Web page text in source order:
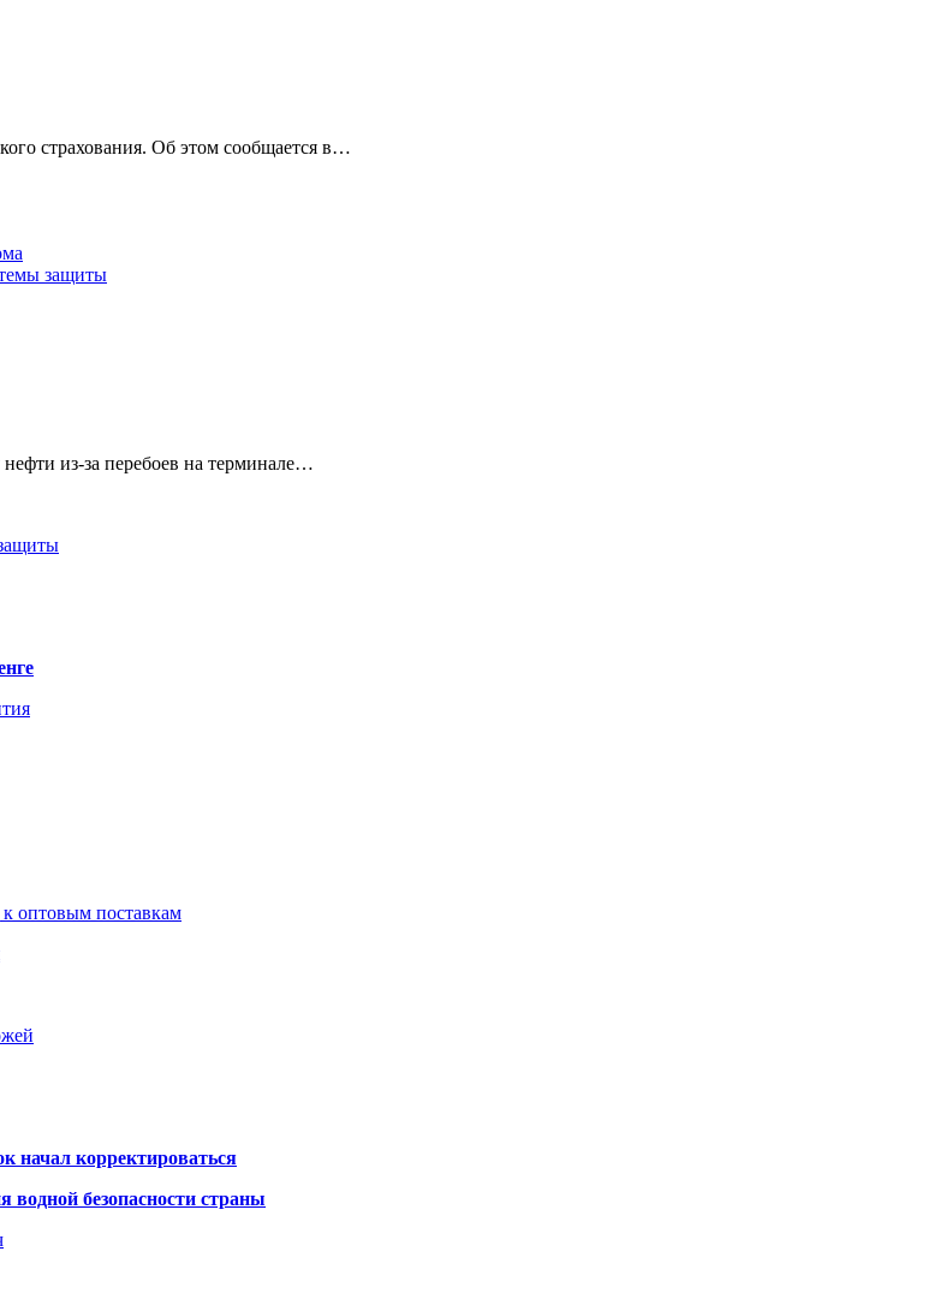
страхования. Об этом сообщается в…
защиты
из-за перебоев на терминале…
к оптовым поставкам
начал корректироваться
водной безопасности страны